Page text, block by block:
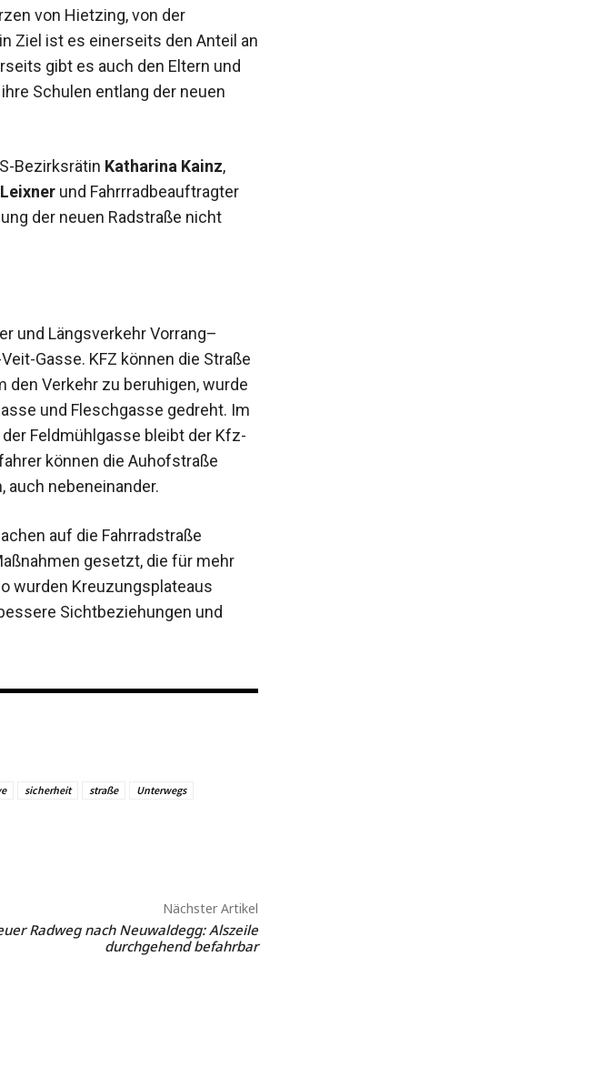
von Hietzing, von der
Ziel ist es einerseits den Anteil an
gibt es auch den Eltern und
Schulen entlang der neuen
Bezirksrätin Katharina Kainz,
und Fahrrradbeauftragter
der neuen Radstraße nicht
und Längsverkehr Vorrang–
Gasse. KFZ können die Straße
den Verkehr zu beruhigen, wurde
und Fleschgasse gedreht. Im
Feldmühlgasse bleibt der Kfz-
können die Auhofstraße
auch nebeneinander.
auf die Fahrradstraße
gesetzt, die für mehr
wurden Kreuzungsplateaus
Sichtbeziehungen und
sicherheit straße Unterwegs
Nächster Artikel
Radweg nach Neuwaldegg: Alszeile
durchgehend befahrbar